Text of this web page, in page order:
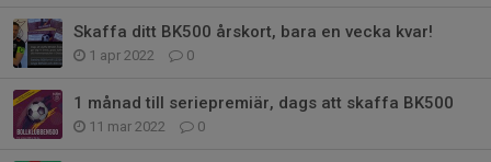
Skaffa ditt BK500 årskort, bara en vecka kvar!
1 apr 2022 0
1 månad till seriepremiär, dags att skaffa BK500
11 mar 2022 0